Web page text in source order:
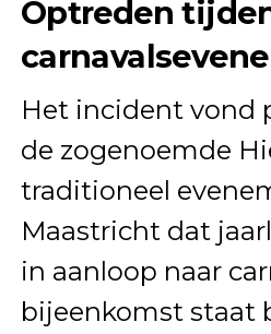
Optreden
Het incident vond
de zogenoemde
traditioneel
Maastricht dat
in aanloop naar
bijeenkomst staat